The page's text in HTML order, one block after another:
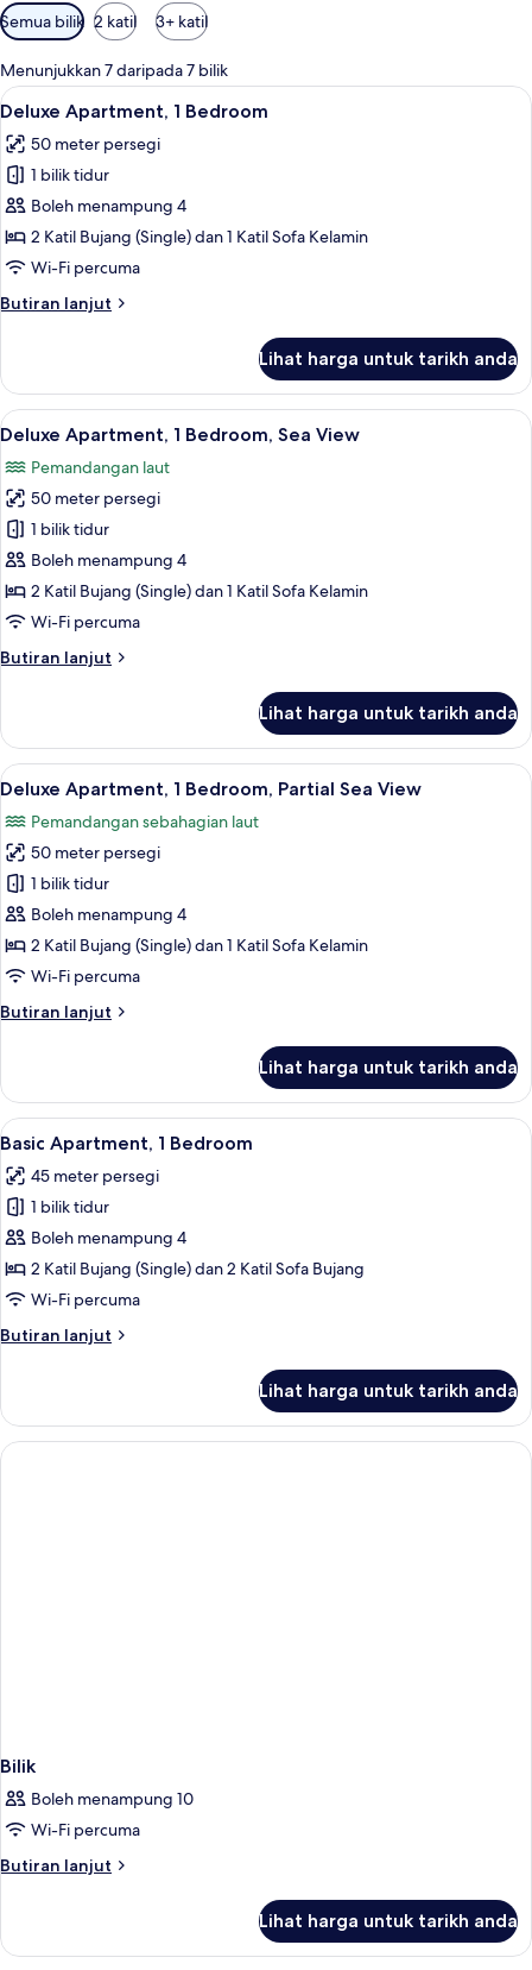
Penapis
yang
tersedia
untuk
bilik
Semua bilik 2 katil 3+ katil
Menunjukkan 7 daripada 7 bilik
Lihat
semua
foto
untuk
Deluxe
Apartment,
1
1 bilik tidur, peti besi dalam bilik,
6
Deluxe Apartment, 1 Bedroom
50 meter persegi
1 bilik tidur
Boleh menampung 4
2 Katil Bujang (Single) dan 1 Katil Sofa Kelamin
Wi-Fi percuma
Butiran lanjut
Butiran
Apartment,
Bedroom
Lihat harga untuk tarikh anda
Lihat
semua
foto
untuk
Deluxe
Apartment,
1
Bedroom,
View
1 bilik tidur, peti besi dalam bilik,
7
Deluxe Apartment, 1 Bedroom, Sea View
Pemandangan laut
50 meter persegi
1 bilik tidur
Boleh menampung 4
2 Katil Bujang (Single) dan 1 Katil Sofa Kelamin
Wi-Fi percuma
Butiran lanjut
Butiran
Apartment,
Bedroom,
View
Lihat harga untuk tarikh anda
Lihat
semua
foto
untuk
Deluxe
Apartment,
1
Bedroom,
Sea
1 bilik tidur, peti besi dalam bilik,
7
Deluxe Apartment, 1 Bedroom, Partial Sea View
Pemandangan sebahagian laut
50 meter persegi
1 bilik tidur
Boleh menampung 4
2 Katil Bujang (Single) dan 1 Katil Sofa Kelamin
Wi-Fi percuma
Butiran lanjut
Butiran
Apartment,
Bedroom,
Sea
View
Lihat harga untuk tarikh anda
Lihat
semua
foto
untuk
Basic
Apartment,
1
Basic Apartment, 1 Bedroom | 1 bilik
4
Basic Apartment, 1 Bedroom
45 meter persegi
1 bilik tidur
Boleh menampung 4
2 Katil Bujang (Single) dan 2 Katil Sofa Bujang
Wi-Fi percuma
Butiran lanjut
Butiran
Apartment,
Bedroom
Lihat harga untuk tarikh anda
Bilik
Boleh menampung 10
Wi-Fi percuma
Butiran lanjut
Butiran
Lihat harga untuk tarikh anda